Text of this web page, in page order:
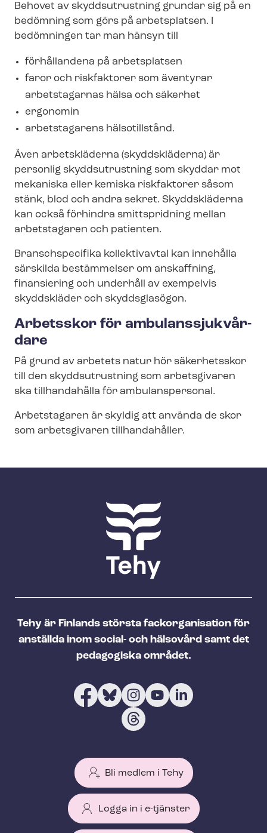
Behovet av skyddsutrustning grundar sig på en
bedömning som görs på arbetsplatsen. I
bedömningen tar man hänsyn till
förhållandena på arbetsplatsen
faror och riskfaktorer som äventyrar
arbetstagarnas hälsa och säkerhet
ergonomin
arbetstagarens hälsotillstånd.
Även arbetskläderna (skyddskläderna) är
personlig skyddsutrustning som skyddar mot
mekaniska eller kemiska riskfaktorer såsom
stänk, blod och andra sekret. Skyddskläderna
kan också förhindra smittspridning mellan
arbetstagaren och patienten.
Branschspecifika kollektivavtal kan innehålla
särskilda bestämmelser om anskaffning,
finansiering och underhåll av exempelvis
skyddskläder och skyddsglasögon.
Arbetsskor för am­bu­lans­sjuk­vår­
da­re
På grund av arbetets natur hör säkerhetsskor
till den skyddsutrustning som arbetsgivaren
ska tillhandahålla för ambulanspersonal.
Arbetstagaren är skyldig att använda de skor
som arbetsgivaren tillhandahåller.
Tehy är Finlands största fackorganisation för
anställda inom social- och hälsovård samt det
pedagogiska området.
Bli medlem i Tehy
Logga in i e-tjänster